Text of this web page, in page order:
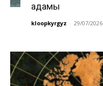
адамы
kloopkyrgyz - 29/07/2026